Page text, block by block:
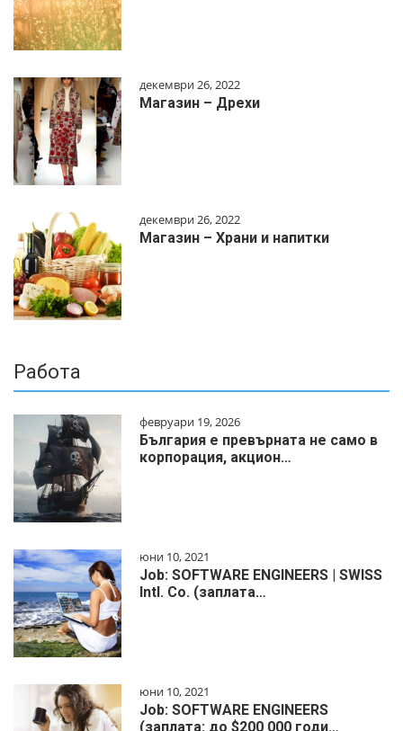
декември 26, 2022
Магазин – Дрехи
декември 26, 2022
Магазин – Храни и напитки
Работа
февруари 19, 2026
България е превърната не само в
корпорация, акцион…
юни 10, 2021
Job: SOFTWARE ENGINEERS | SWISS
Intl. Co. (заплата…
юни 10, 2021
Job: SOFTWARE ENGINEERS
(заплата: до $200 000 годи…